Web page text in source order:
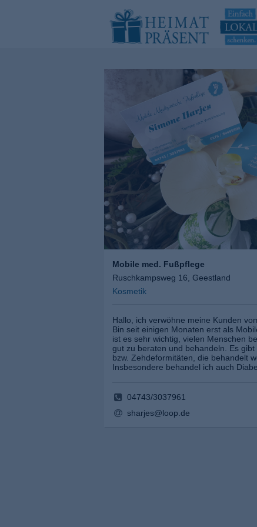
Mobile med. Fußpflege
Ruschkampsweg 16, Geestland
Kosmetik
Hallo, ich verwöhne meine Kunden
Bin seit einigen Monaten erst als
ist es sehr wichtig, vielen Menschen
gut zu beraten und behandeln. Es
bzw. Zehdeformitäten, die behandelt
Insbesondere behandel ich auch
04743/3037961
sharjes@loop.de